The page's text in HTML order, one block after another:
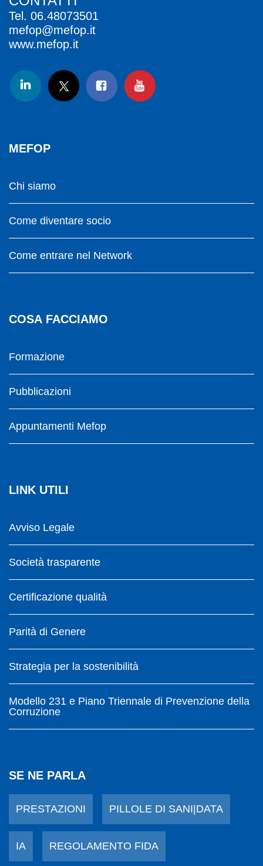
Tel. 06.48073501
mefop@mefop.it
www.mefop.it
MEFOP
Chi siamo
Come diventare socio
Come entrare nel Network
COSA FACCIAMO
Formazione
Pubblicazioni
Appuntamenti Mefop
LINK UTILI
Avviso Legale
Società trasparente
Certificazione qualità
Parità di Genere
Strategia per la sostenibilità
Modello 231 e Piano Triennale di Prevenzione della
Corruzione
SE NE PARLA
PRESTAZIONI PILLOLE DI SANI|DATA
IA REGOLAMENTO FIDA